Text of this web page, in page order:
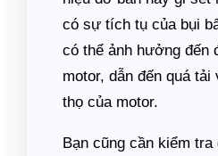
có sự tích tụ của bụi
có thể ảnh hưởng đến
motor, dẫn đến quá tải
thọ của motor.
Bạn cũng cần kiểm tra